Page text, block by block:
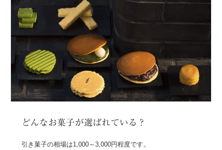
どんなお菓子が選ばれている？
引き菓子の相場は1,000～3,000円程度です。